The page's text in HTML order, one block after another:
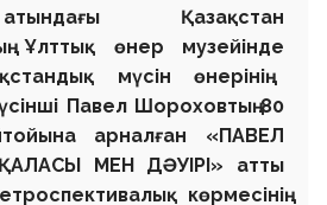
Қазақстан
Ұлттық өнер музейінде
мүсін өнерінің
Павел Шороховтың80
арналған «ПАВЕЛ
МЕН ДӘУІРІ» атты
көрмесінің